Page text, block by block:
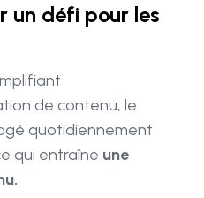
un défi pour les
de contenu, le
quotidiennement
qui entraîne une